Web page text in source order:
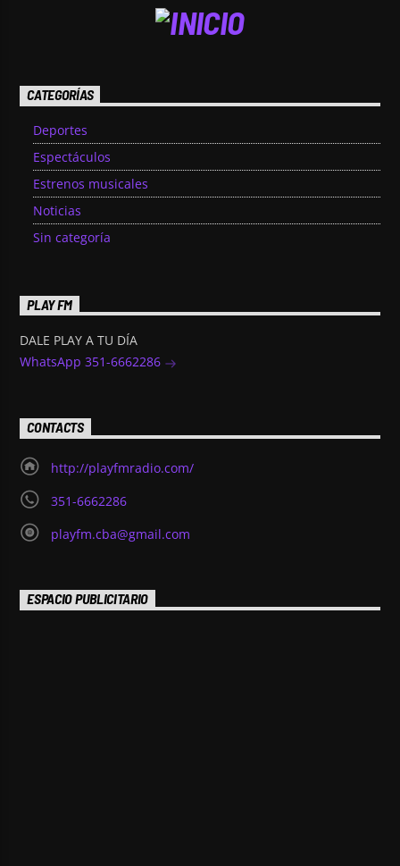
CATEGORÍAS
Deportes
Espectáculos
Estrenos musicales
Noticias
Sin categoría
PLAY FM
DALE PLAY A TU DÍA
WhatsApp 351-6662286
CONTACTS
http://playfmradio.com/
351-6662286
playfm.cba@gmail.com
ESPACIO PUBLICITARIO